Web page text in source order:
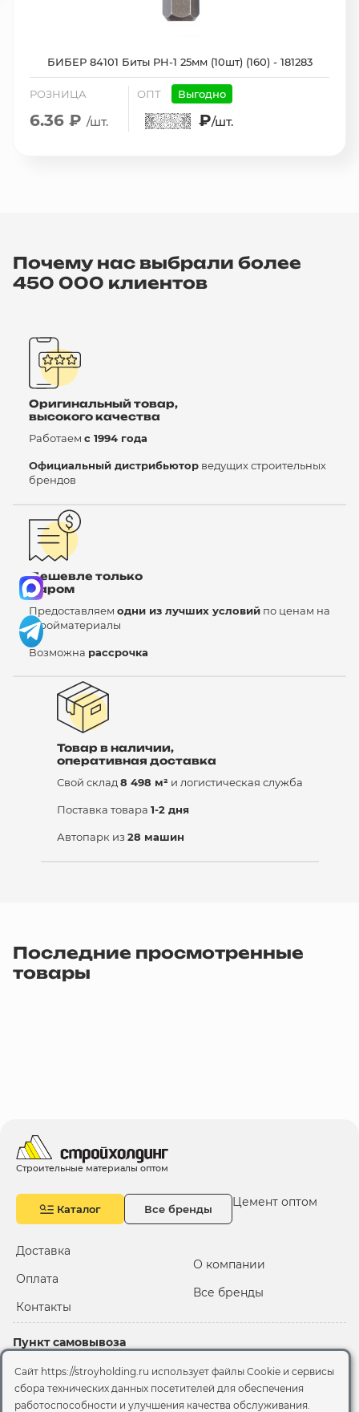
БИБЕР 84101 Биты PH-1 25мм (10шт) (160) - 181283
РОЗНИЦА
6.36 ₽ /шт.
ОПТ Выгодно
₽/шт.
Почему нас выбрали более
450 000 клиентов
Оригинальный товар,
высокого качества
Работаем с 1994 года
Официальный дистрибьютор ведущих строительных
брендов
Дешевле только
даром
Предоставляем одни из лучших условий по ценам на
стройматериалы
Возможна рассрочка
Товар в наличии,
оперативная доставка
Свой склад 8 498 м² и логистическая служба
Поставка товара 1-2 дня
Автопарк из 28 машин
Последние просмотренные
товары
Строительные материалы оптом
Каталог Все бренды Цемент оптом
Доставка
Оплата
Контакты
О компании
Все бренды
Пункт самовывоза
2-й Иртышский проезд,
территория 2А стр.3
Сайт https://stroyholding.ru использует файлы Cookie и сервисы
сбора технических данных посетителей для обеспечения
работоспособности и улучшения качества обслуживания.